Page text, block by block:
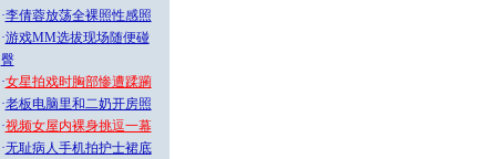
·李倩蓉放荡全裸照性感照
·游戏MM选拔现场随便碰
臀
·女星拍戏时胸部惨遭蹂躏
·老板电脑里和二奶开房照
·视频女屋内裸身挑逗一幕
·无耻病人手机拍护士裙底